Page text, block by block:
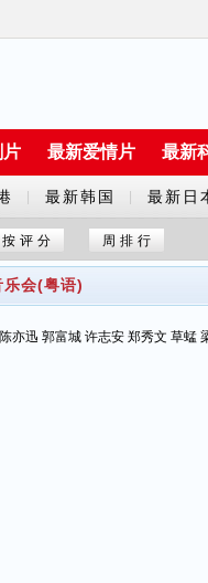
片 最新爱情片 最新
最新韩国 最新日
按评分 周排行
会(粤语)
亦迅 郭富城 许志安 郑秀文 草蜢